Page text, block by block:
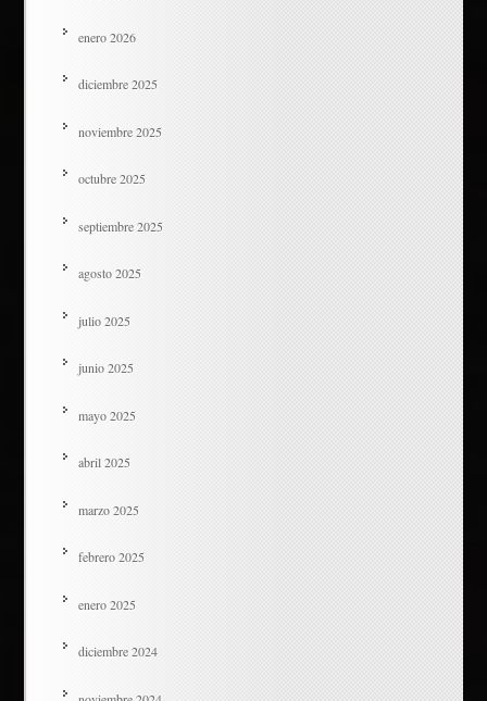
enero 2026
diciembre 2025
noviembre 2025
octubre 2025
septiembre 2025
agosto 2025
julio 2025
junio 2025
mayo 2025
abril 2025
marzo 2025
febrero 2025
enero 2025
diciembre 2024